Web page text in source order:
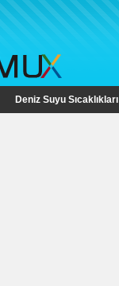
Deniz Suyu Sıcaklıkları